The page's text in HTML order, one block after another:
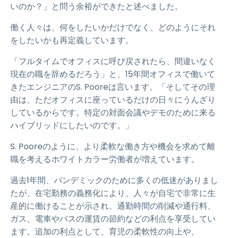
いのか？」と問う余裕ができたと述べました。
働く人々は、何をしたいかだけでなく、どのようにそれ
をしたいかも再定義しています。
「フルタイムでオフィスに呼び戻されたら、間違いなく
現在の職を辞めるだろう」と、15年間オフィスで働いて
きたエンジニアのS. Pooreは言います。「そしてその理
由は、ただオフィスに座っているだけの日々にうんざり
しているからです。特定の対面会議やデモのために来る
ハイブリッドにしたいのです。」
S. Pooreのように、より柔軟な働き方や機会を求めて離
職を考えるホワイトカラー労働者が増えています。
過去1年間、パンデミックのために多くの低迷がありまし
たが、在宅勤務の義務化により、人々が自宅で非常に生
産的に働けることが示され、通勤時間の削減や通行料、
ガス、電車やバスの運賃の節約などの利点を享受してい
ます。追加の利点として、育児の柔軟性の向上や、